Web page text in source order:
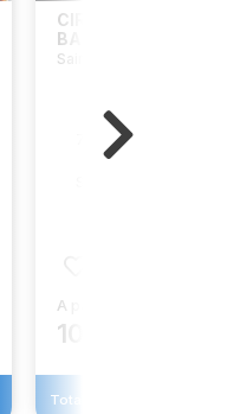
CIRCUITO PARIS E
BAIXOS
Saindo de Cidade não
7 noites de
A partir de
10x
Total por pessoa a partir